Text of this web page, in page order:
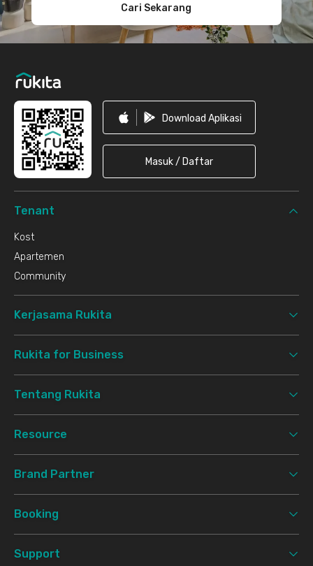
Cari Sekarang
Download Aplikasi
Masuk / Daftar
Tenant
Kost
Apartemen
Community
Kerjasama Rukita
Rukita for Business
Tentang Rukita
Resource
Brand Partner
Booking
Support